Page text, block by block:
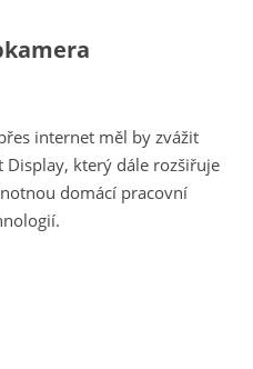
internet měl by zvážit
který dále rozšiřuje
domácí pracovní